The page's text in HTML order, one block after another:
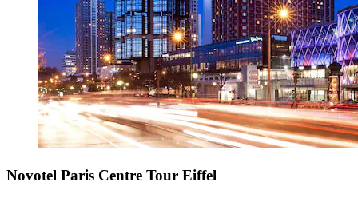
Novotel Paris Centre Tour Eiffel